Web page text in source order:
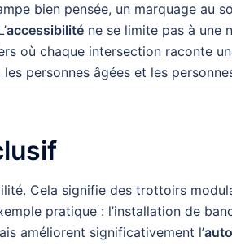
bien pensée, un marquage au
accessibilité ne se limite pas à une
où chaque intersection raconte
personnes âgées et les
Cela signifie des trottoirs
pratique : l’installation de
améliorent significativement l’